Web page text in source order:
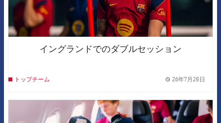
イングランドでのダブルセッション
トップチーム 26年7月28日
FCB Barcelona badge